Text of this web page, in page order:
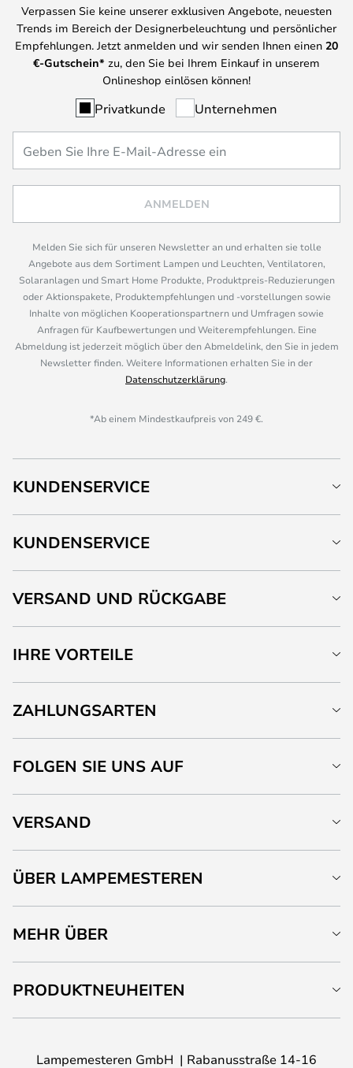
Verpassen Sie keine unserer exklusiven Angebote, neuesten
Trends im Bereich der Designerbeleuchtung und persönlicher
Empfehlungen. Jetzt anmelden und wir senden Ihnen einen 20
€-Gutschein* zu, den Sie bei Ihrem Einkauf in unserem
Onlineshop einlösen können!
Privatkunde Unternehmen
ANMELDEN
Melden Sie sich für unseren Newsletter an und erhalten sie tolle
Angebote aus dem Sortiment Lampen und Leuchten, Ventilatoren,
Solaranlagen und Smart Home Produkte, Produktpreis-Reduzierungen
oder Aktionspakete, Produktempfehlungen und -vorstellungen sowie
Inhalte von möglichen Kooperationspartnern und Umfragen sowie
Anfragen für Kaufbewertungen und Weiterempfehlungen. Eine
Abmeldung ist jederzeit möglich über den Abmeldelink, den Sie in jedem
Newsletter finden. Weitere Informationen erhalten Sie in der
Datenschutzerklärung.
*Ab einem Mindestkaufpreis von 249 €.
KUNDENSERVICE
KUNDENSERVICE
VERSAND UND RÜCKGABE
IHRE VORTEILE
ZAHLUNGSARTEN
FOLGEN SIE UNS AUF
VERSAND
ÜBER LAMPEMESTEREN
MEHR ÜBER
PRODUKTNEUHEITEN
Lampemesteren GmbH Rabanusstraße 14-16